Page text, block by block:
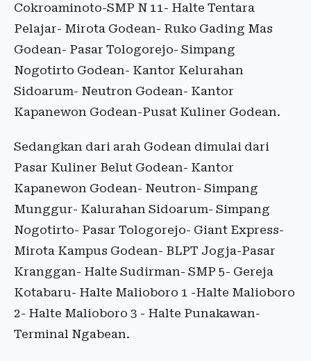
Cokroaminoto-SMP N 11- Halte Tentara
Pelajar- Mirota Godean- Ruko Gading Mas
Godean- Pasar Tologorejo- Simpang
Nogotirto Godean- Kantor Kelurahan
Sidoarum- Neutron Godean- Kantor
Kapanewon Godean-Pusat Kuliner Godean.
Sedangkan dari arah Godean dimulai dari
Pasar Kuliner Belut Godean- Kantor
Kapanewon Godean- Neutron- Simpang
Munggur- Kalurahan Sidoarum- Simpang
Nogotirto- Pasar Tologorejo- Giant Express-
Mirota Kampus Godean- BLPT Jogja-Pasar
Kranggan- Halte Sudirman- SMP 5- Gereja
Kotabaru- Halte Malioboro 1 -Halte Malioboro
2- Halte Malioboro 3 - Halte Punakawan-
Terminal Ngabean.